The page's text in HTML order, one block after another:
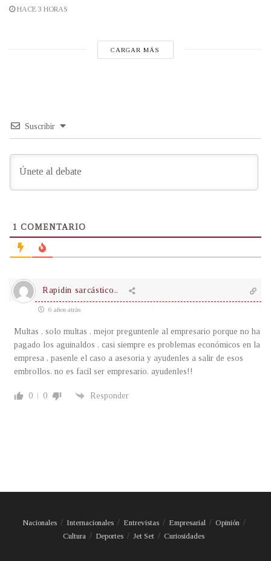
HACE 3 HORAS
CARGAR MÁS
Suscribir
1 COMENTARIO
Rapidin sarcástico..
6 años atrás
Multas , solo multas , mejor preguntenle al empresario porque no ha
pagado los aguinaldos , casi siempre es problemas económicos en la
empresa , pasenle el caso a asesoria y ayudenles a salir de esos
embrollos. no es facil ser empresario. ayudenles!!
0 0 Responder
Nacionales Internacionales Entrevistas Empresarial
Opinión
Cultura
Deportes Jet Set Curiosidades